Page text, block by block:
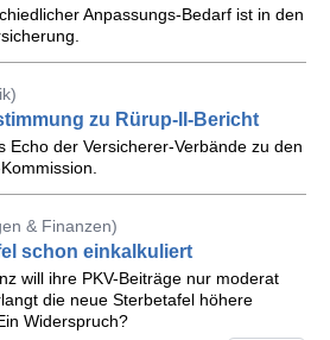
Anpassungs-Bedarf ist in den
zu Rürup-II-Bericht
Echo der Versicherer-Verbände zu den
& Finanzen)
schon einkalkuliert
will ihre PKV-Beiträge nur moderat
die neue Sterbetafel höhere
Widerspruch?